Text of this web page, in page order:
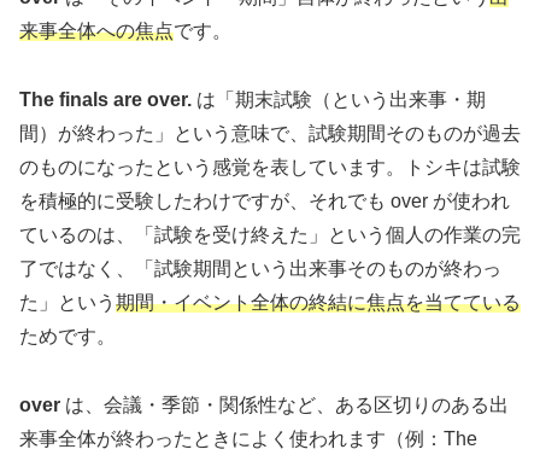
来事全体への焦点です。
The finals are over. は「期末試験（という出来事・期
間）が終わった」という意味で、試験期間そのものが過去
のものになったという感覚を表しています。トシキは試験
を積極的に受験したわけですが、それでも over が使われ
ているのは、「試験を受け終えた」という個人の作業の完
了ではなく、「試験期間という出来事そのものが終わっ
た」という 期間・イベント全体の終結に焦点を当てている
ためです。
over は、会議・季節・関係性など、ある区切りのある出
来事全体が終わったときによく使われます（例：The